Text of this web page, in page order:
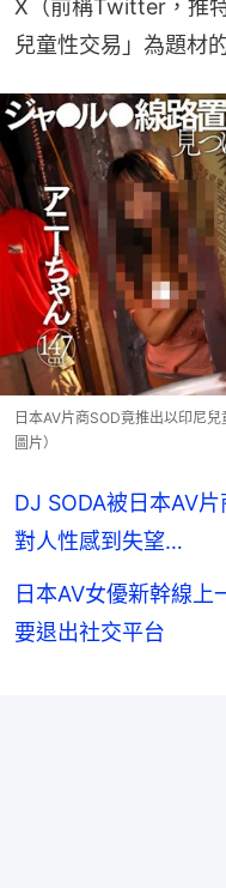
X（前稱Twitter，推
兒童性交易」為題材
日本AV片商SOD竟推出以印尼
圖片）
DJ SODA被日本AV
對人性感到失望…
日本AV女優新幹線
要退出社交平台